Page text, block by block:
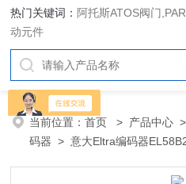
热门关键词： 阿托斯ATOS阀门
动元件
当前位置：首页 > 产品中心
码器 > 意大Eltra编码器